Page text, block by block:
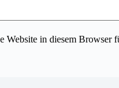
in diesem Browser